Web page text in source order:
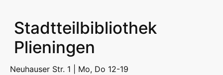
Stadtteilbibliothek
Plieningen
Neuhauser Str. 1 | Mo, Do 12-19